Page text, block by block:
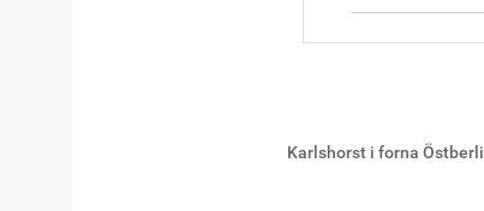
Karlshorst i forna